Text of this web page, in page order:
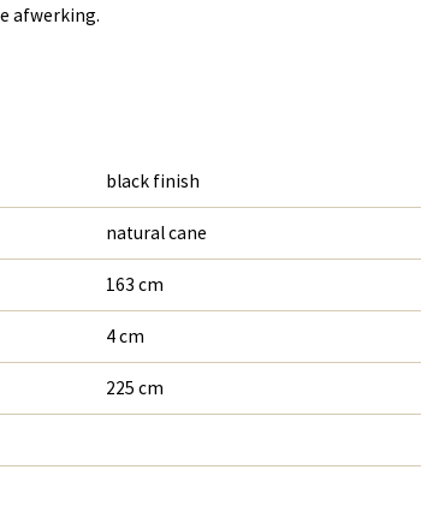
afwerking.
black finish
natural cane
163 cm
4 cm
225 cm